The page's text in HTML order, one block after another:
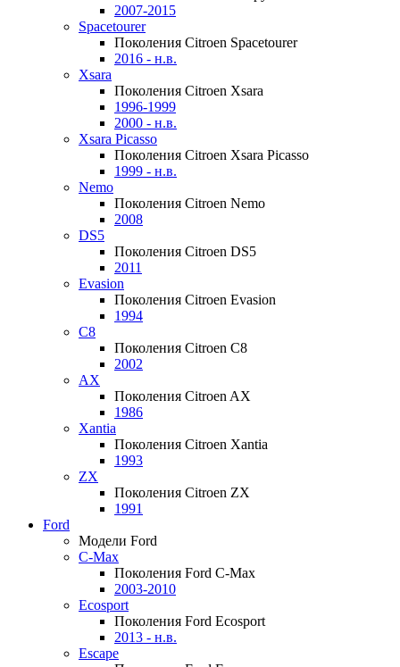
2007-2015
Spacetourer
Поколения Citroen Spacetourer
2016 - н.в.
Xsara
Поколения Citroen Xsara
1996-1999
2000 - н.в.
Xsara Picasso
Поколения Citroen Xsara Picasso
1999 - н.в.
Nemo
Поколения Citroen Nemo
2008
DS5
Поколения Citroen DS5
2011
Evasion
Поколения Citroen Evasion
1994
C8
Поколения Citroen C8
2002
AX
Поколения Citroen AX
1986
Xantia
Поколения Citroen Xantia
1993
ZX
Поколения Citroen ZX
1991
Ford
Модели Ford
C-Max
Поколения Ford C-Max
2003-2010
Ecosport
Поколения Ford Ecosport
2013 - н.в.
Escape